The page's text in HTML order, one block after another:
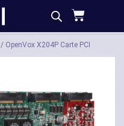
Caractéristiques
/ OpenVox X204P Carte PCI